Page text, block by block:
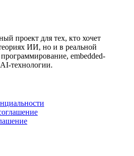
проект для тех, кто хочет
ИИ, но и в реальной
embedded-
технологии.